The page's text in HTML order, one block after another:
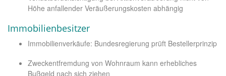
Höhe anfallender Veräußerungskosten abhängig
Immobilienbesitzer
Immobilienverkäufe: Bundesregierung prüft Bestellerprinzip
Zweckentfremdung von Wohnraum kann erhebliches
Bußgeld nach sich ziehen